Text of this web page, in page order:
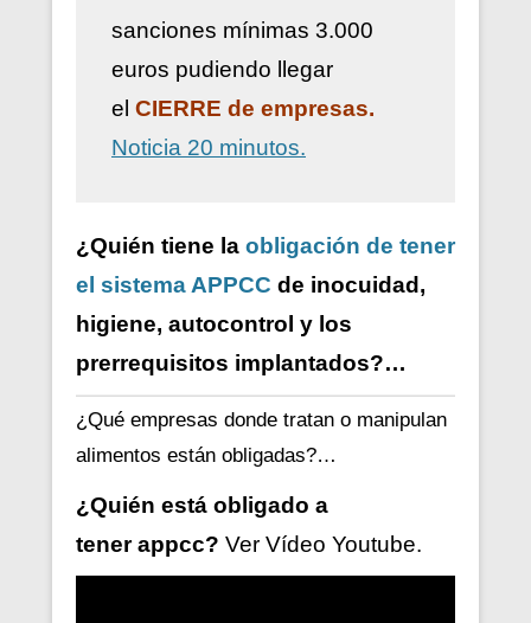
sanciones mínimas 3.000
euros pudiendo llegar
el CIERRE de empresas.
Noticia 20 minutos.
¿Quién tiene la obligación de tener
el sistema APPCC de inocuidad,
higiene, autocontrol y los
prerrequisitos implantados?…
¿Qué empresas donde tratan o manipulan
alimentos están obligadas?…
¿Quién está obligado a
tenerappcc? Ver Vídeo Youtube.